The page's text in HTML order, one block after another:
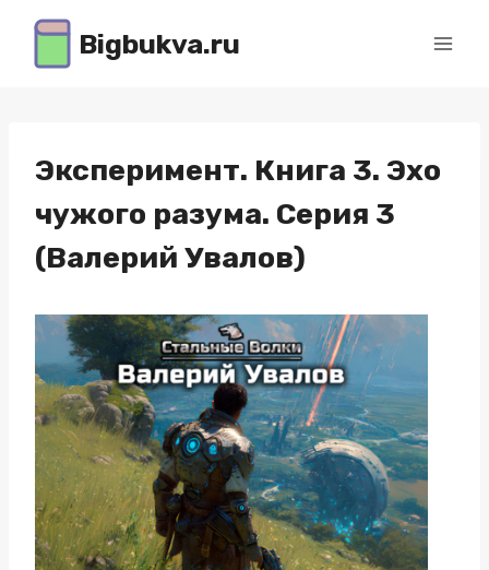
Перейти
содержимому
Bigbukva.ru
Эксперимент. Книга 3. Эхо
чужого разума. Серия 3
(Валерий Увалов)